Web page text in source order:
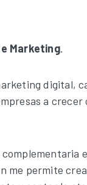
Marketing.
digital,
a crecer
me permite